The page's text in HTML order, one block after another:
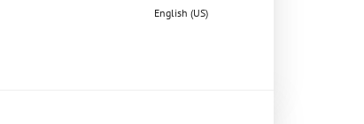
English (US)